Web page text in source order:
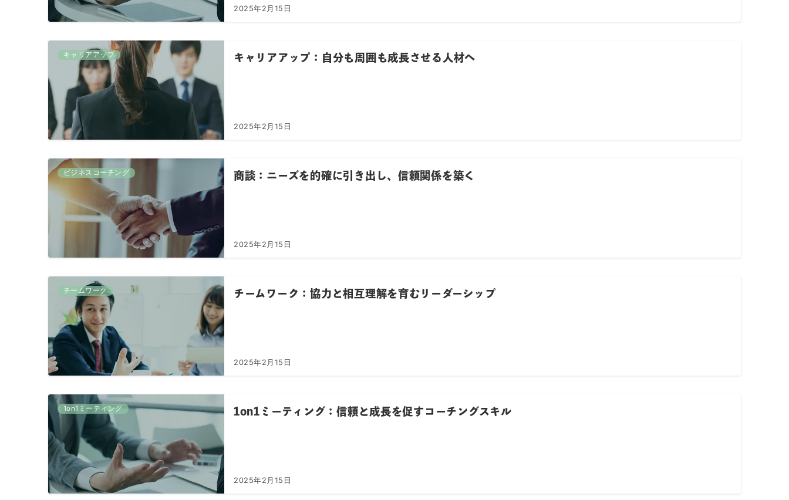
2025年2月15日
キャリアアップ キャリアアップ：自分も周囲も成長させる人材へ
2025年2月15日
ビジネスコーチング 商談：ニーズを的確に引き出し、信頼関係を築く
2025年2月15日
チームワーク チームワーク：協力と相互理解を育むリーダーシップ
2025年2月15日
1on1ミーティング 1on1ミーティング：信頼と成長を促すコーチングスキル
2025年2月15日